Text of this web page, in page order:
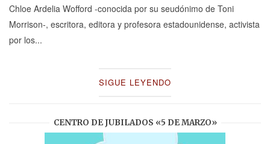
Chloe Ardelia Wofford -conocida por su seudónimo de Toni
Morrison-, escritora, editora y profesora estadounidense, activista
por los...
SIGUE LEYENDO
CENTRO DE JUBILADOS «5 DE MARZO»